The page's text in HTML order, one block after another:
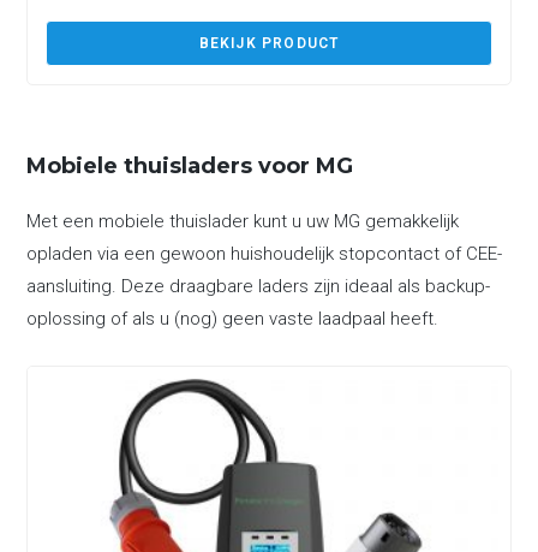
BEKIJK PRODUCT
Mobiele thuisladers voor MG
Met een mobiele thuislader kunt u uw MG gemakkelijk
opladen via een gewoon huishoudelijk stopcontact of CEE-
aansluiting. Deze draagbare laders zijn ideaal als backup-
oplossing of als u (nog) geen vaste laadpaal heeft.